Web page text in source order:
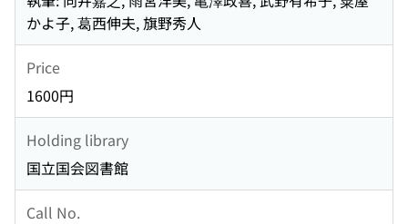
かよ子, 葛西伸夫, 旗野秀人
Price
1600円
Holding library
国立国会図書館
Call No.